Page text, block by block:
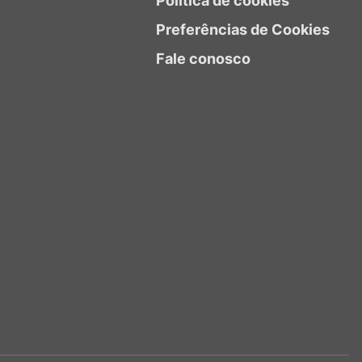
Preferências de Cookies
Fale conosco